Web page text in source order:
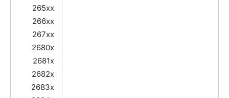
265xx
266xx
267xx
2680x
2681x
2682x
2683x